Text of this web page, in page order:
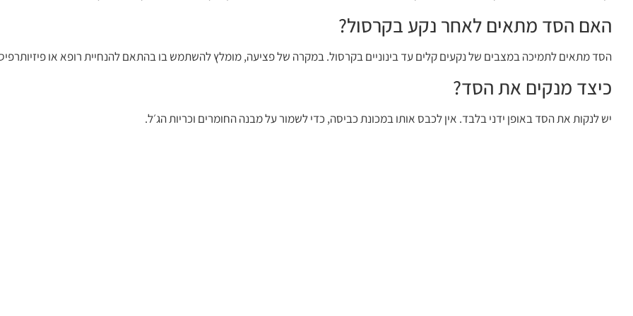
האם הסד מתאים לאחר נקע בקרסול?
הסד מתאים לתמיכה במצבים של נקעים קלים עד בינוניים בקרסול. במקרה של פציעה, מומלץ להשתמש בו בהתאם להנחיית רופא או
כיצד מנקים את הסד?
יש לנקות את הסד באופן ידני בלבד. אין לכבס אותו במכונת כביסה, כדי לשמור על מבנה החומרים וכריות הג׳ל.